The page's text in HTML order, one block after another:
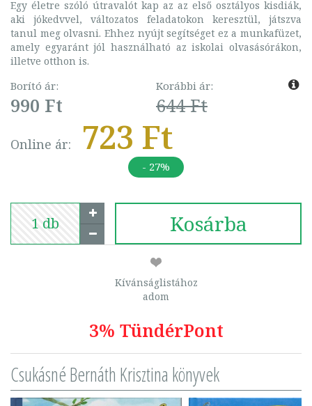
Egy életre szóló útravalót kap az az első osztályos kisdiák,
aki jókedvvel, változatos feladatokon keresztül, játszva
tanul meg olvasni. Ehhez nyújt segítséget ez a munkafüzet,
amely egyaránt jól használható az iskolai olvasásórákon,
illetve otthon is.
Borító ár:
990 Ft
Korábbi ár:
644 Ft
Online ár: 723 Ft
- 27%
Kosárba
Kívánságlistához
adom
3% TündérPont
Csukásné Bernáth Krisztina könyvek